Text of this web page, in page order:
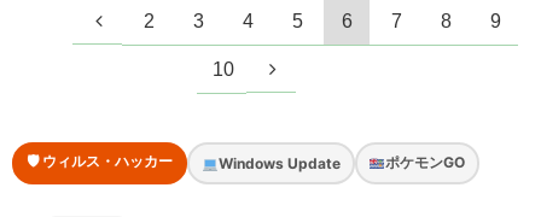
2 3 4 5 6 7 8 9
10
🛡 ウィルス・ハッカー Windows Update ポケモンGO